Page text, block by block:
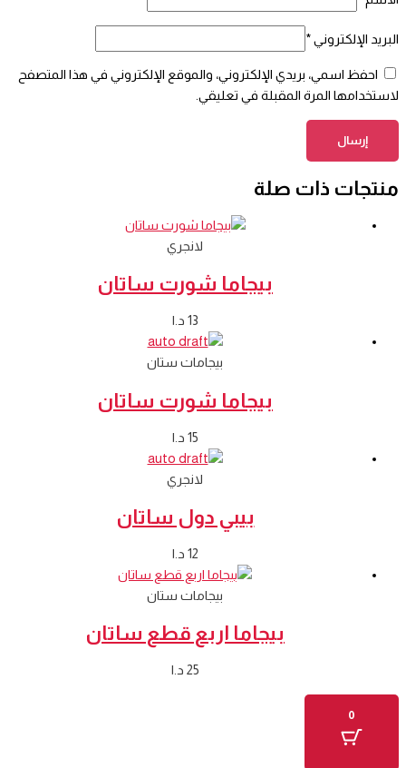
البريد الإلكتروني*
احفظ اسمي، بريدي الإلكتروني، والموقع الإلكتروني في هذا المتصفح
لاستخدامها المرة المقبلة في تعليقي.
منتجات ذات صلة
لانجري
بيجاما شورت ساتان
13 د.ا
بيجامات ستان
بيجاما شورت ساتان
15 د.ا
لانجري
بيبي دول ساتان
12 د.ا
بيجامات ستان
بيجاما اربع قطع ساتان
25 د.ا
0